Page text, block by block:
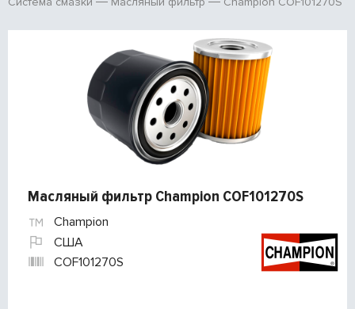
Масляный фильтр Champion COF101270S
Champion
США
COF101270S